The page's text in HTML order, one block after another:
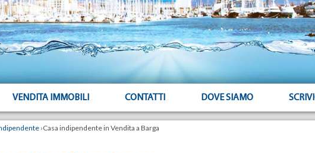
VENDITA IMMOBILI CONTATTI DOVE SIAMO
›Casa indipendente in Vendita a Barga